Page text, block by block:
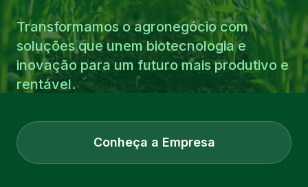
Transformamos o agronegócio com
soluções que unem biotecnologia e
inovação para um futuro mais produtivo e
rentável.
Conheça a Empresa